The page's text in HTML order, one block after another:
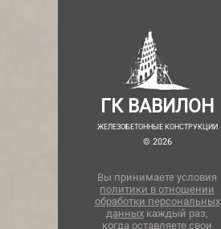
ГК ВАВИЛОН
ЖЕЛЕЗОБЕТОННЫЕ КОНСТРУКЦИИ
© 2026
Вы принимаете условия
политики в отношении
обработки персональных
данных каждый раз,
когда оставляете свои